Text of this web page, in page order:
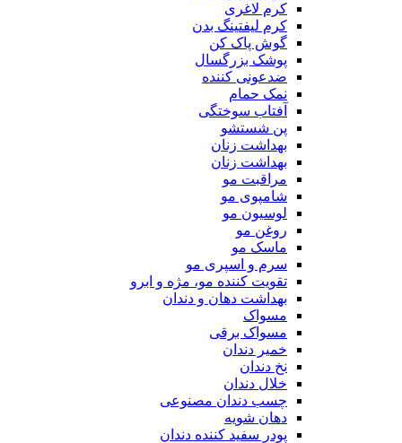
کرم لاغری
کرم لیفتینگ بدن
گوش پاک کن
پوشک بزرگسال
ضدعونی کننده
نمک حمام
آفتاب سوختگی
پن شستشو
بهداشت زنان
بهداشت زنان
مراقبت مو
شامپوی مو
لوسیون مو
روغن مو
ماسک مو
سرم و اسپری مو
تقویت کننده مو، مژه و ابرو
بهداشت دهان و دندان
مسواک
مسواک برقی
خمیر دندان
نخ دندان
خلال دندان
چسب دندان مصنوعی
دهان شویه
پودر سفید کننده دندان